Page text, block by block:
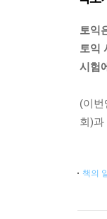
토익
토익
시험
(이
회)
책의